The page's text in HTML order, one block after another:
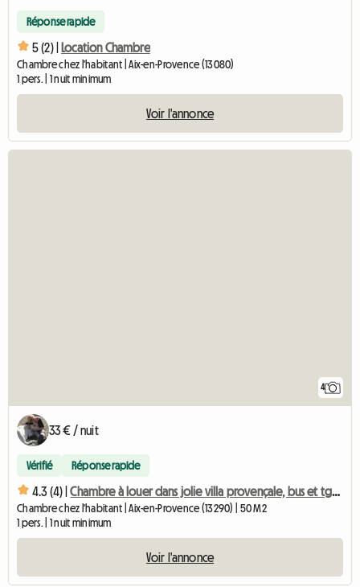
Réponse rapide
5 (2) | Location Chambre
Chambre chez l'habitant | Aix-en-Provence (13080)
1 pers. | 1 nuit minimum
Voir l'annonce
4
33 € / nuit
Vérifié Réponse rapide
4.3 (4) | Chambre à louer dans jolie villa provençale, bus et tgv a pr
Chambre chez l'habitant | Aix-en-Provence (13290) | 50 M2
1 pers. | 1 nuit minimum
Voir l'annonce